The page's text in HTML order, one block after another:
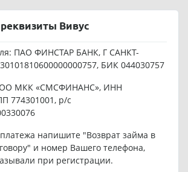
Вивус
ПАО ФИНСТАР БАНК, Г САНКТ-
БИК 044030757
МКК «СМСФИНАНС», ИНН
774301001, р/с
напишите "Возврат займа в
и номер Вашего телефона,
при регистрации.